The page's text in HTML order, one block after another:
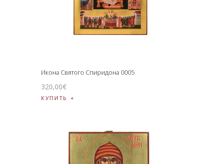
Икона Святого Спиридона 0005
320,00€
КУПИТЬ